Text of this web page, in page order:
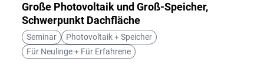
Große Photovoltaik und Groß-Speicher,
Schwerpunkt Dachfläche
Seminar
Photovoltaik + Speicher
Für Neulinge + Für Erfahrene